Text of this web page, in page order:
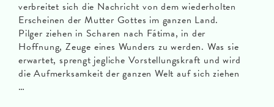
verbreitet sich die Nachricht von dem wiederholten
Erscheinen der Mutter Gottes im ganzen Land.
Pilger ziehen in Scharen nach Fátima, in der
Hoffnung, Zeuge eines Wunders zu werden. Was sie
erwartet, sprengt jegliche Vorstellungskraft und wird
die Aufmerksamkeit der ganzen Welt auf sich ziehen
…